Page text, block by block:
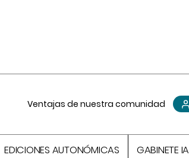
Ventajas de nuestra comunidad
EDICIONES AUTONÓMICAS GABINETE IA